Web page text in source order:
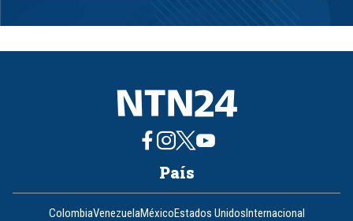
1
8
País
ColombiaVenezuelaMéxicoEstados UnidosInternacional